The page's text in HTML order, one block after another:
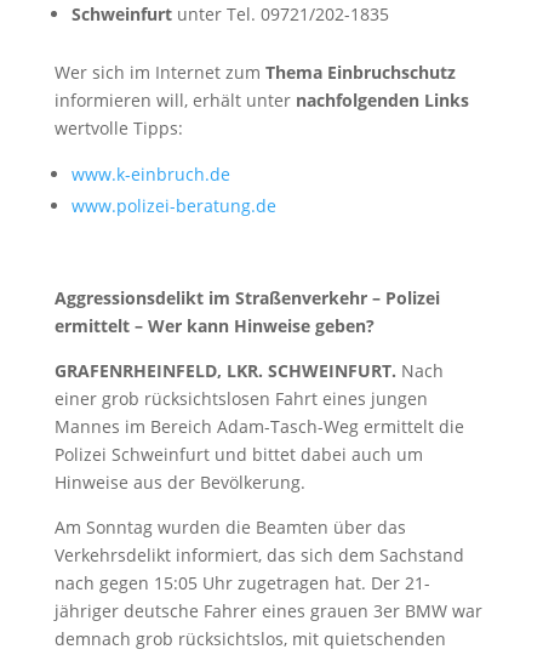
Schweinfurt unter Tel. 09721/202-1835
Wer sich im Internet zum Thema Einbruchschutz
informieren will, erhält unter nachfolgenden Links
wertvolle Tipps:
www.k-einbruch.de
www.polizei-beratung.de
Aggressionsdelikt im Straßenverkehr – Polizei
ermittelt – Wer kann Hinweise geben?
GRAFENRHEINFELD, LKR. SCHWEINFURT. Nach
einer grob rücksichtslosen Fahrt eines jungen
Mannes im Bereich Adam-Tasch-Weg ermittelt die
Polizei Schweinfurt und bittet dabei auch um
Hinweise aus der Bevölkerung.
Am Sonntag wurden die Beamten über das
Verkehrsdelikt informiert, das sich dem Sachstand
nach gegen 15:05 Uhr zugetragen hat. Der 21-
jähriger deutsche Fahrer eines grauen 3er BMW war
demnach grob rücksichtslos, mit quietschenden